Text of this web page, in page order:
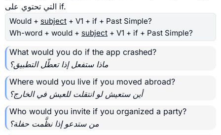
التي تحتوي على if.
Would + subject + V1 + if + Past Simple?
Wh-word + would + subject + V1 + if + Past Simple?
What would you do if the app crashed?
ماذا ستفعل إذا تعطّل التطبيق؟
Where would you live if you moved abroad?
أين ستعيش لو انتقلت للعيش في الخارج؟
Who would you invite if you organized a party?
من ستدعو إذا نظَّمت حفلة؟